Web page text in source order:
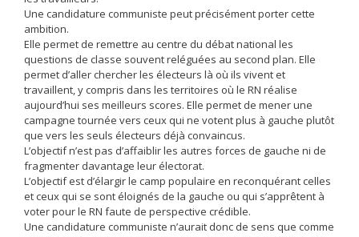
Une candidature communiste peut précisément porter cette
ambition.
Elle permet de remettre au centre du débat national les
questions de classe souvent reléguées au second plan. Elle
permet d’aller chercher les électeurs là où ils vivent et
travaillent, y compris dans les territoires où le RN réalise
aujourd’hui ses meilleurs scores. Elle permet de mener une
campagne tournée vers ceux qui ne votent plus à gauche plutôt
que vers les seuls électeurs déjà convaincus.
L’objectif n’est pas d’affaiblir les autres forces de gauche ni de
fragmenter davantage leur électorat.
L’objectif est d’élargir le camp populaire en reconquérant celles
et ceux qui se sont éloignés de la gauche ou qui s’apprêtent à
voter pour le RN faute de perspective crédible.
Une candidature communiste n’aurait donc de sens que comme